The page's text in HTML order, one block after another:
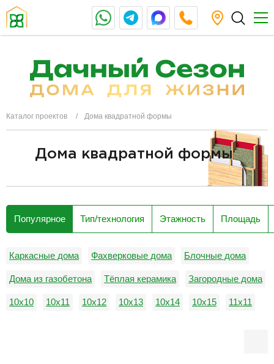
Каталог проектов Дома квадратной формы
Дома квадратной формы
Популярное Тип/технология Этажность Площадь
Каркасные дома Фахверковые дома Блочные дома
Дома из газобетона Тёплая керамика Загородные дома
10х10 10х11 10х12 10х13 10х14 10х15 11х11